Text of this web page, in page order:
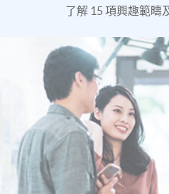
了解 15 項興趣範疇